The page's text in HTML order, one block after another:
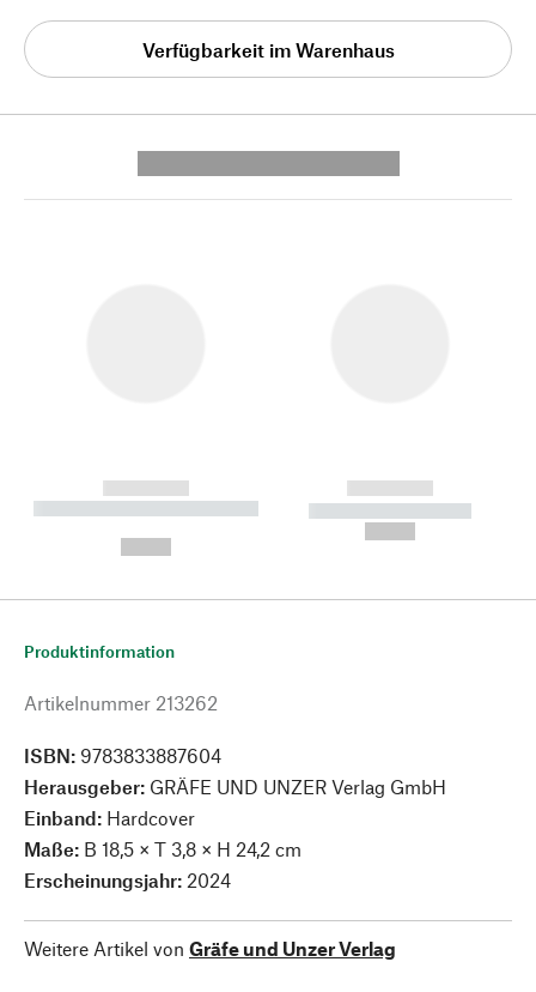
Verfügbarkeit im Warenhaus
------------
----------- ----------- --------
------------
----------- -----------
Produktinformation
Artikelnummer 213262
ISBN: 9783833887604
Herausgeber: GRÄFE UND UNZER Verlag GmbH
Einband: Hardcover
Maße: B 18,5 × T 3,8 × H 24,2 cm
Erscheinungsjahr: 2024
Weitere Artikel von Gräfe und Unzer Verlag